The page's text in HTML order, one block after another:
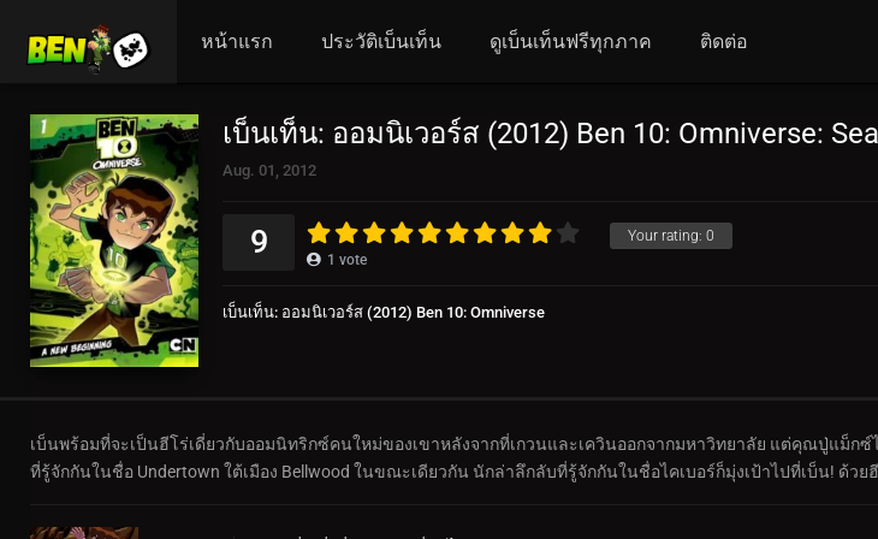
หน้าแรก ประวัติเบ็นเท็น ดูเบ็นเท็นฟรีทุกภาค ติดต่อ
เบ็นเท็น: ออมนิเวอร์ส (2012) Ben 10: Omniverse:
Aug. 01, 2012
Your rating: 0
9 1 vote
เบ็นเท็น: ออมนิเวอร์ส (2012) Ben 10: Omniverse
เบ็นพร้อมที่จะเป็นฮีโร่เดี่ยวกับออมนิทริกซ์คนใหม่ของเขาหลังจากที่เกวนและเควินออกจากมหาวิทยาลัย แต่คุณปู่แม็
ที่รู้จักกันในชื่อ Undertown ใต้เมือง Bellwood ในขณะเดียวกัน นักล่าลึกลับที่รู้จักกันในชื่อไคเบอร์ก็มุ่งเป้าไปที่เบ็น! ด้ว